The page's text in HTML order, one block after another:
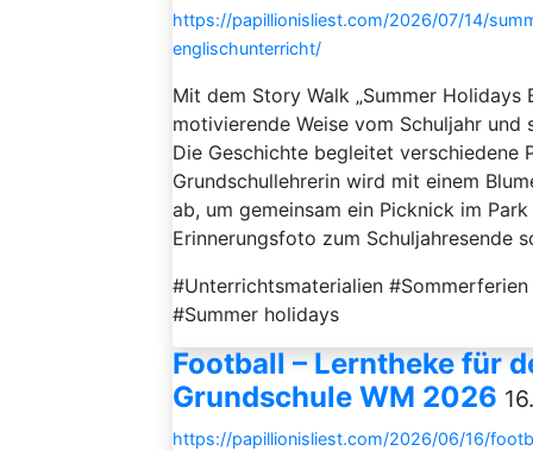
https://papillionisliest.com/2026/07/14/
englischunterricht/
Mit dem Story Walk „Summer
motivierende Weise vom Schuljahr
Die Geschichte begleitet verschiedene
Grundschullehrerin wird mit einem
ab, um gemeinsam ein Picknick im
Erinnerungsfoto zum Schuljahresende
#Unterrichtsmaterialien
#Summer holidays
Football – Lerntheke für
Grundschule WM 2026
https://papillionisliest.com/2026/06/16/